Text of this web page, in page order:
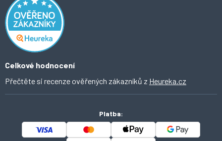
Domácí vychytávky
O Ahomi
Obchodní podmínky
Ochrana osobních údajů
Celkové hodnocení
Přečtěte si recenze ověřených zákazníků z Heureka.cz
Platba: